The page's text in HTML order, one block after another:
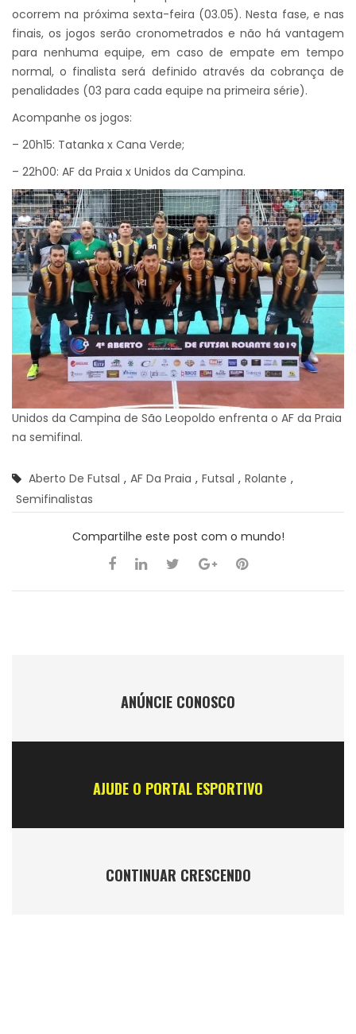
ocorrem na próxima sexta-feira (03.05). Nesta fase, e nas
finais, os jogos serão cronometrados e não há vantagem
para nenhuma equipe, em caso de empate em tempo
normal, o finalista será definido através da cobrança de
penalidades (03 para cada equipe na primeira série).
Acompanhe os jogos:
– 20h15: Tatanka x Cana Verde;
– 22h00: AF da Praia x Unidos da Campina.
Unidos da Campina de São Leopoldo enfrenta o AF da Praia
na semifinal.
Aberto De Futsal , AF Da Praia , Futsal , Rolante ,
Semifinalistas
Compartilhe este post com o mundo!
ANÚNCIE CONOSCO
AJUDE O PORTAL ESPORTIVO
CONTINUAR CRESCENDO